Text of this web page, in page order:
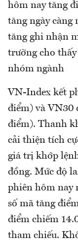
hôm nay tăng
tăng ngày càng
tăng ghi nhận
trường cho
nhóm ngành
VN-Index kết
điểm) và VN30
điểm). Thanh
cải thiện tích
giá trị khớp
đồng. Mức độ
phiên hôm nay
số mã tăng
điểm chiếm
tham chiếu.